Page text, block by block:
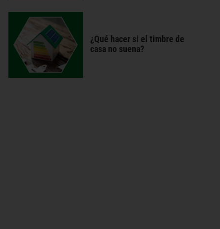
¿Qué hacer si el timbre de
casa no suena?